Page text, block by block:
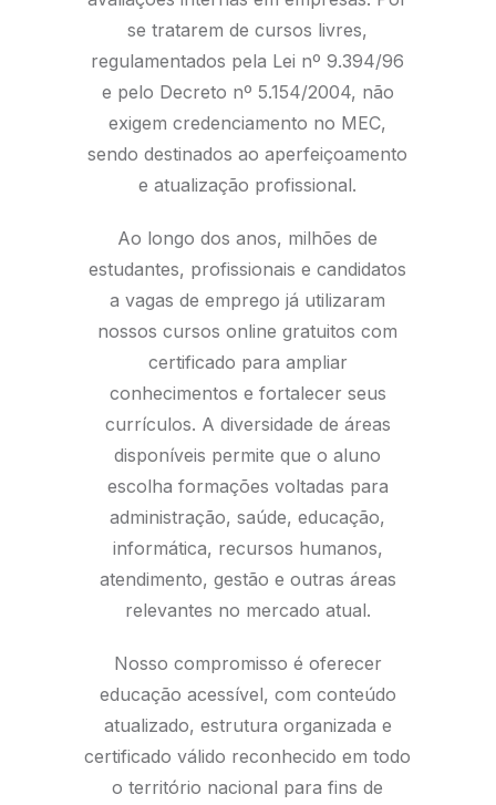
se tratarem de cursos livres,
regulamentados pela Lei nº 9.394/96
e pelo Decreto nº 5.154/2004, não
exigem credenciamento no MEC,
sendo destinados ao aperfeiçoamento
e atualização profissional.
Ao longo dos anos, milhões de
estudantes, profissionais e candidatos
a vagas de emprego já utilizaram
nossos cursos online gratuitos com
certificado para ampliar
conhecimentos e fortalecer seus
currículos. A diversidade de áreas
disponíveis permite que o aluno
escolha formações voltadas para
administração, saúde, educação,
informática, recursos humanos,
atendimento, gestão e outras áreas
relevantes no mercado atual.
Nosso compromisso é oferecer
educação acessível, com conteúdo
atualizado, estrutura organizada e
certificado válido reconhecido em todo
o território nacional para fins de